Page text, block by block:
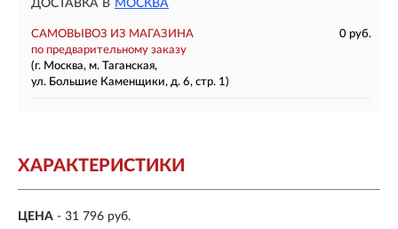
ДОСТАВКА В МОСКВА
САМОВЫВОЗ ИЗ МАГАЗИНА
0 руб.
по предварительному заказу
(г. Москва, м. Таганская,
ул. Большие Каменщики, д. 6, стр. 1)
ХАРАКТЕРИСТИКИ
ЦЕНА - 31 796 руб.